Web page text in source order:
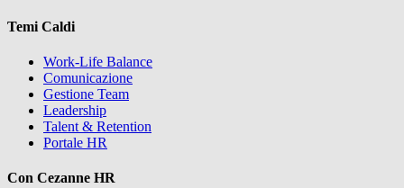
Temi Caldi
Work-Life Balance
Comunicazione
Gestione Team
Leadership
Talent & Retention
Portale HR
Con Cezanne HR